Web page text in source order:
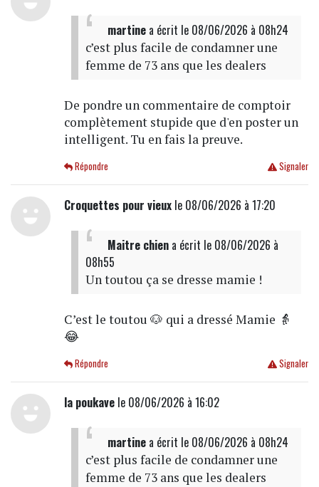
martinea écrit le 08/06/2026 à 08h24
c’est plus facile de condamner une
femme de 73 ans que les dealers
De pondre un commentaire de comptoir
complètement stupide que d'en poster un
intelligent. Tu en fais la preuve.
Signaler
Répondre
Croquettes pour vieuxle 08/06/2026 à 17:20
Maitre chiena écrit le 08/06/2026 à
08h55
Un toutou ça se dresse mamie !
C’est le toutou 🐶 qui a dressé Mamie 👵
😂
Signaler
Répondre
la poukavele 08/06/2026 à 16:02
martinea écrit le 08/06/2026 à 08h24
c’est plus facile de condamner une
femme de 73 ans que les dealers